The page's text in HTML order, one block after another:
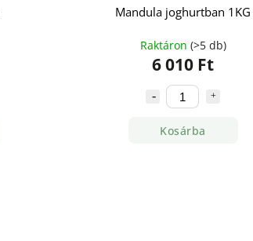
Mandula joghurtban 1KG
Raktáron (>5 db)
6 010 Ft
Kosárba